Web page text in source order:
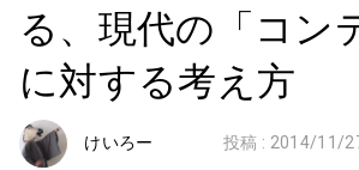
る、現代の「コン
に対する考え方
けいろー 投稿 : 2014/11/